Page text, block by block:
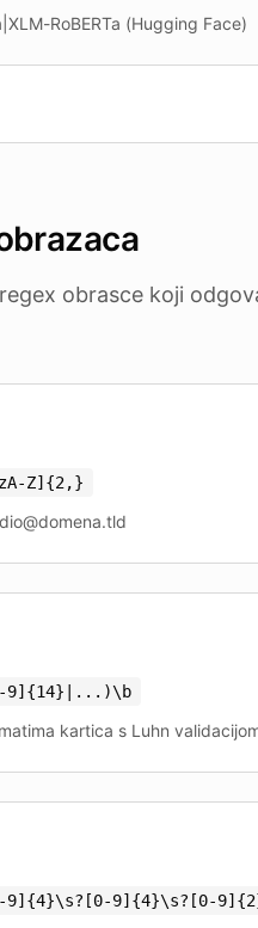
XLM-RoBERTa (Hugging Face)
obrasce koji
Z] {2,}
{14} |...)\b
kartica s Luhn
9] {4}\s?[0-9] {4}\s?[0-9] {2